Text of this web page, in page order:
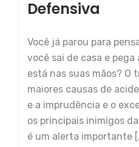
Defensiva
Você já parou para
você sai de casa e
está nas suas mãos? O
maiores causas de
e a imprudência e o
os principais inimigos
é um alerta importante